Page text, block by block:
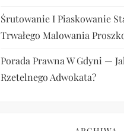
Śrutowanie I Piaskowanie
Trwałego Malowania
Porada Prawna W Gdyni —
Rzetelnego Adwokata?